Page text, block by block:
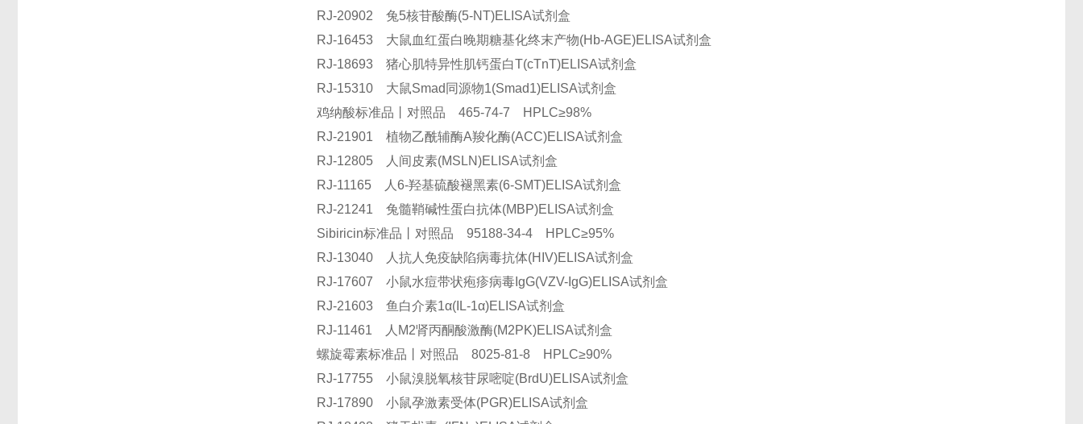
RJ-20902 兔5核苷酸酶(5-NT)ELISA试剂盒
RJ-16453 大鼠血红蛋白晚期糖基化终末产物(Hb-AGE)ELISA试剂盒
RJ-18693 猪心肌特异性肌钙蛋白T(cTnT)ELISA试剂盒
RJ-15310 大鼠Smad同源物1(Smad1)ELISA试剂盒
鸡纳酸标准品丨对照品 465-74-7 HPLC≥98%
RJ-21901 植物乙酰辅酶A羧化酶(ACC)ELISA试剂盒
RJ-12805 人间皮素(MSLN)ELISA试剂盒
RJ-11165 人6-羟基硫酸褪黑素(6-SMT)ELISA试剂盒
RJ-21241 兔髓鞘碱性蛋白抗体(MBP)ELISA试剂盒
Sibiricin标准品丨对照品 95188-34-4 HPLC≥95%
RJ-13040 人抗人免疫缺陷病毒抗体(HIV)ELISA试剂盒
RJ-17607 小鼠水痘带状疱疹病毒IgG(VZV-IgG)ELISA试剂盒
RJ-21603 鱼白介素1α(IL-1α)ELISA试剂盒
RJ-11461 人M2肾丙酮酸激酶(M2PK)ELISA试剂盒
螺旋霉素标准品丨对照品 8025-81-8 HPLC≥90%
RJ-17755 小鼠溴脱氧核苷尿嘧啶(BrdU)ELISA试剂盒
RJ-17890 小鼠孕激素受体(PGR)ELISA试剂盒